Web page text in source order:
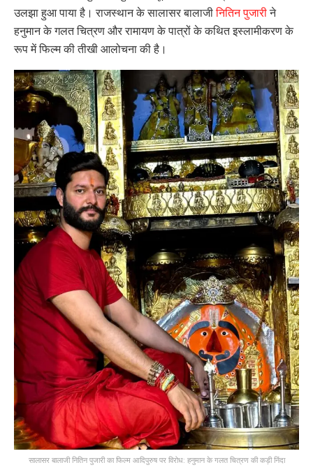
उलझा हुआ पाया है। राजस्थान के सालासर बालाजीनितिन पुजारीने
हनुमान के गलत चित्रण और रामायण के पात्रों के कथित इस्लामीकरण के
रूप में फिल्म की तीखी आलोचना की है।
सालासर बालाजी नितिन पुजारी का फिल्म आदिपुरुष पर विरोध: हनुमान के गलत चित्रण की कड़ी निंदा